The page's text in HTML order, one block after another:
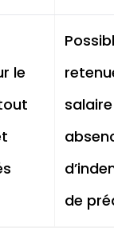
le
de